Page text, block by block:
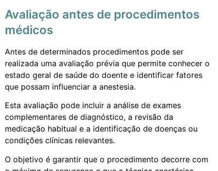
Avaliação antes de procedimentos
médicos
Antes de determinados procedimentos pode ser
realizada uma avaliação prévia que permite conhecer o
estado geral de saúde do doente e identificar fatores
que possam influenciar a anestesia.
Esta avaliação pode incluir a análise de exames
complementares de diagnóstico, a revisão da
medicação habitual e a identificação de doenças ou
condições clínicas relevantes.
O objetivo é garantir que o procedimento decorre com